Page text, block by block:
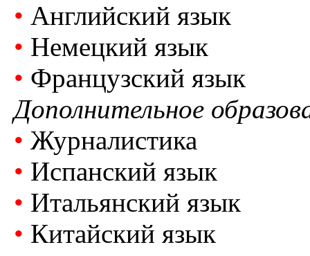
• Английский язык
• Немецкий язык
• Французский язык
Дополнительное
• Журналистика
• Испанский язык
• Итальянский язык
• Китайский язык